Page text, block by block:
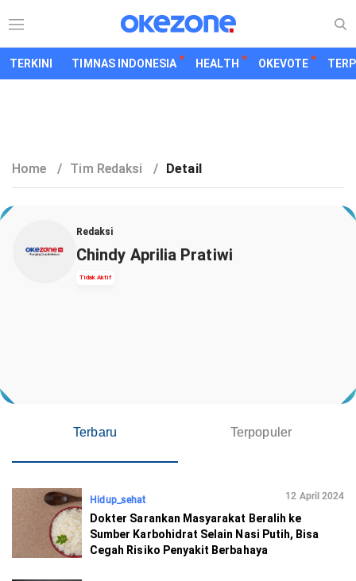
TERKINI TIMNAS INDONESIA HEALTH OKEVOTE
Home / Tim Redaksi / Detail
Redaksi
Chindy Aprilia Pratiwi
Tidak Aktif
Terbaru Terpopuler
Hidup_sehat 12 April 2024
Dokter Sarankan Masyarakat Beralih ke
Sumber Karbohidrat Selain Nasi Putih, Bisa
Cegah Risiko Penyakit Berbahaya